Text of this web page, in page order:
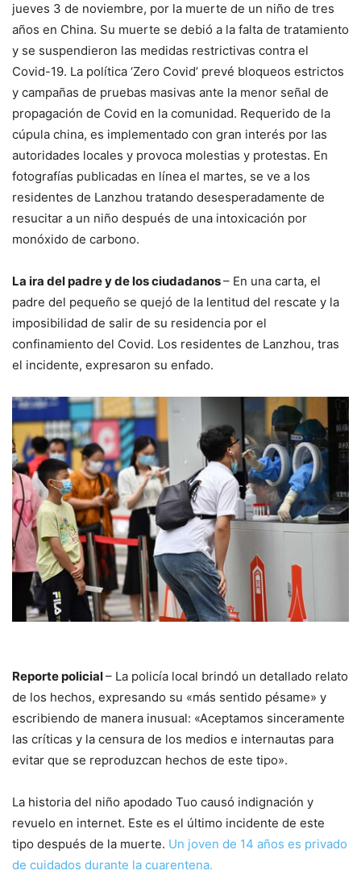
jueves 3 de noviembre, por la muerte de un niño de tres
años en China. Su muerte se debió a la falta de tratamiento
y se suspendieron las medidas restrictivas contra el
Covid-19. La política ‘Zero Covid’ prevé bloqueos estrictos
y campañas de pruebas masivas ante la menor señal de
propagación de Covid en la comunidad. Requerido de la
cúpula china, es implementado con gran interés por las
autoridades locales y provoca molestias y protestas. En
fotografías publicadas en línea el martes, se ve a los
residentes de Lanzhou tratando desesperadamente de
resucitar a un niño después de una intoxicación por
monóxido de carbono.
La ira del padre y de los ciudadanos– En una carta, el
padre del pequeño se quejó de la lentitud del rescate y la
imposibilidad de salir de su residencia por el
confinamiento del Covid. Los residentes de Lanzhou, tras
el incidente, expresaron su enfado.
Reporte policial– La policía local brindó un detallado relato
de los hechos, expresando su «más sentido pésame» y
escribiendo de manera inusual: «Aceptamos sinceramente
las críticas y la censura de los medios e internautas para
evitar que se reproduzcan hechos de este tipo».
La historia del niño apodado Tuo causó indignación y
revuelo en internet. Este es el último incidente de este
tipo después de la muerte. Un joven de 14 años es privado
de cuidados durante la cuarentena.